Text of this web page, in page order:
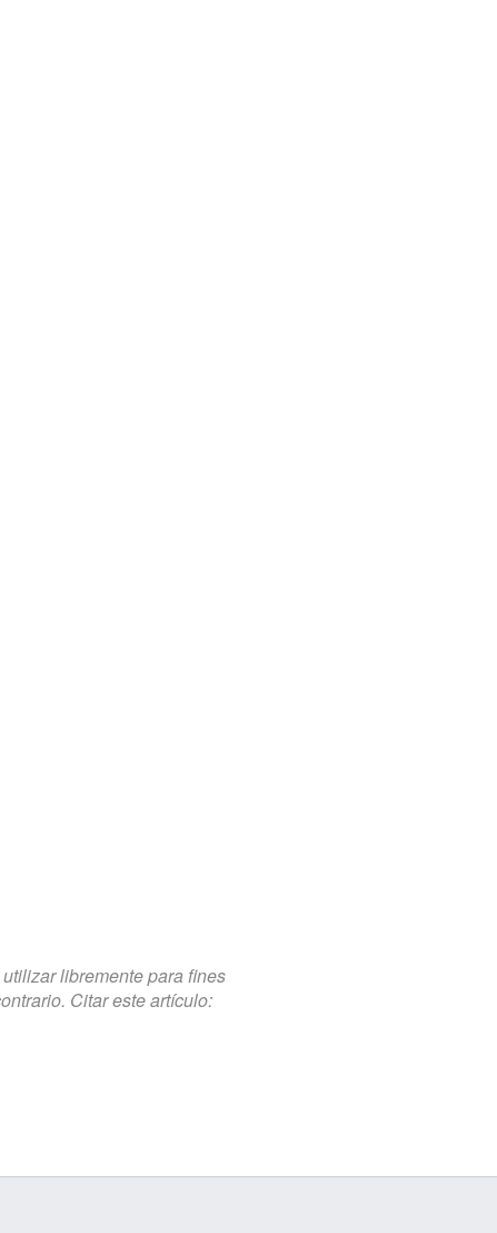
libremente para fines
Citar este artículo: